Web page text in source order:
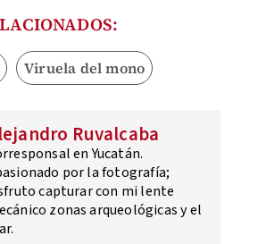
Viruela del mono
Ruvalcaba
en Yucatán.
por la fotografía;
capturar con mi lente
zonas arqueológicas y el